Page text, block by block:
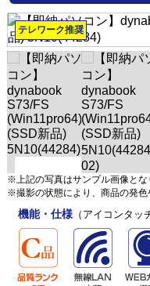
テレワーク推奨
※上記の写真はサンプル画像とな
※撮影の状態により、商品の発
機能・仕様（アイコンタッ